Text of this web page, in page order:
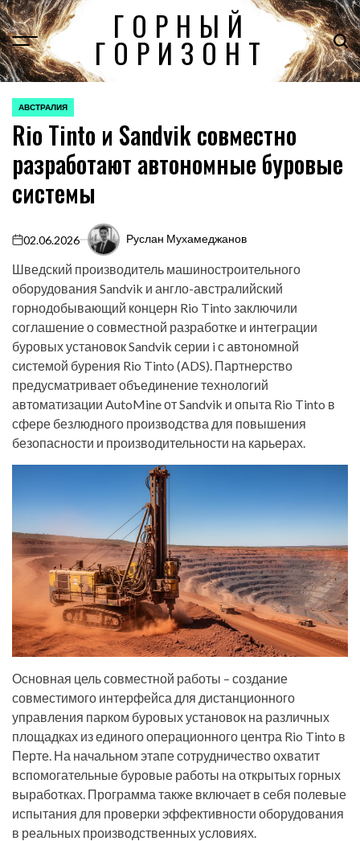
Перейти
к
содержимому
ГОРНЫЙ
ГОРИЗОНТ
ОПУБЛИКОВАНО
В
АВСТРАЛИЯ
Rio Tinto и Sandvik совместно
разработают автономные буровые
системы
on
02.06.2026 Руслан Мухамеджанов
Шведский производитель машиностроительного
оборудования Sandvik и англо-австралийский
горнодобывающий концерн Rio Tinto заключили
соглашение о совместной разработке и интеграции
буровых установок Sandvik серии i с автономной
системой бурения Rio Tinto (ADS). Партнерство
предусматривает объединение технологий
автоматизации AutoMine от Sandvik и опыта Rio Tinto в
сфере безлюдного производства для повышения
безопасности и производительности на карьерах.
Основная цель совместной работы – создание
совместимого интерфейса для дистанционного
управления парком буровых установок на различных
площадках из единого операционного центра Rio Tinto в
Перте. На начальном этапе сотрудничество охватит
вспомогательные буровые работы на открытых горных
выработках. Программа также включает в себя полевые
испытания для проверки эффективности оборудования
в реальных производственных условиях.